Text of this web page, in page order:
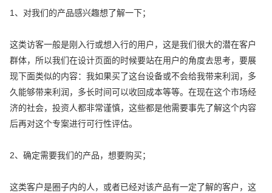
1、对我们的产品感兴趣想了解一下；
这类访客一般是刚入行或想入行的用户，这是我们很大的潜在客户
群体，所以我们在设计页面的时候要站在用户的角度去思考，要展
现下面类似的内容：我如果买了这台设备或不会给我带来利润，多
久能够带来利润，多长时间可以收回成本等等。在现在这个市场经
济的社会，投资人都非常谨慎，这些都是他需要事先了解这个内容
后再对这个专案进行可行性评估。
2、确定需要我们的产品，想要购买；
这类客户是圈子内的人，或者已经对该产品有一定了解的客户，这